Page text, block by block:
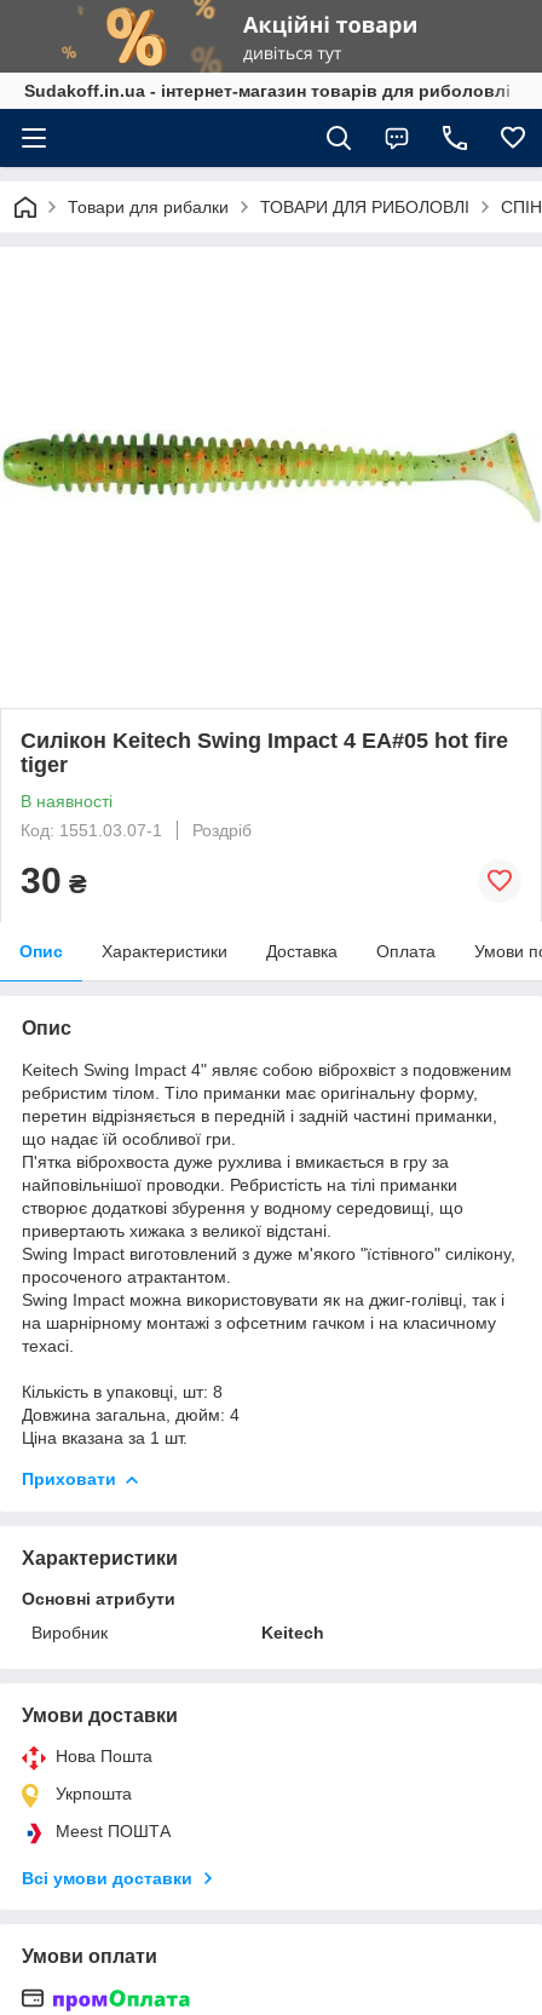
Sudakoff.in.ua - інтернет-магазин товарів для риболовлі
Товари для рибалки ТОВАРИ ДЛЯ РИБОЛОВЛІ
Силікон Keitech Swing Impact 4 EA#05 hot fire
tiger
В наявності
Код: 1551.03.07-1
Роздріб
30 ₴
Опис Характеристики Доставка Оплата Умови
Опис
Keitech Swing Impact 4" являє собою віброхвіст з подовженим
ребристим тілом. Тіло приманки має оригінальну форму,
перетин відрізняється в передній і задній частині приманки,
що надає їй особливої гри.
П'ятка віброхвоста дуже рухлива і вмикається в гру за
найповільнішої проводки. Ребристість на тілі приманки
створює додаткові збурення у водному середовищі, що
привертають хижака з великої відстані.
Swing Impact виготовлений з дуже м'якого "їстівного" силікону,
просоченого атрактантом.
Swing Impact можна використовувати як на джиг-голівці, так і
на шарнірному монтажі з офсетним гачком і на класичному
техасі.
Кількість в упаковці, шт: 8
Довжина загальна, дюйм: 4
Ціна вказана за 1 шт.
Приховати
Характеристики
Основні атрибути
Виробник
Keitech
Умови доставки
Нова Пошта
Укрпошта
Meest ПОШТА
Всі умови доставки
Умови оплати